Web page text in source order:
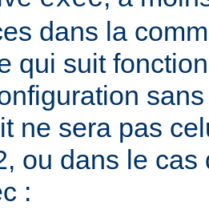
dans la
qui suit
ne sera pas
ou dans le cas
: